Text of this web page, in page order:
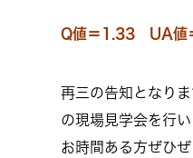
Q値＝1.33 UA値
再三の告知となり
の現場見学会を行い
お時間ある方ぜひ